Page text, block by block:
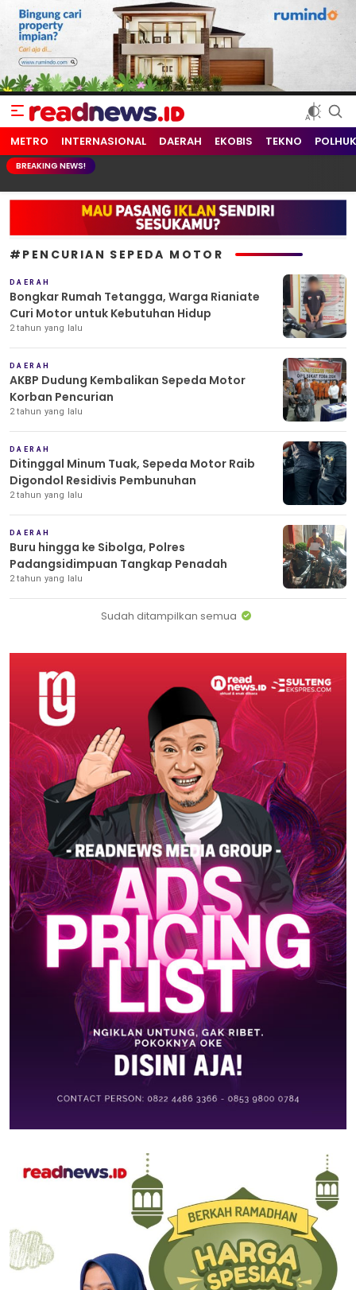
readnews.id
Berita Terkini, Update Terbaru Hari ini dari Indonesia dan Dunia
METRO INTERNASIONAL DAERAH EKOBIS TEKNO
BREAKING NEWS!
#PENCURIAN SEPEDA MOTOR
DAERAH
Bongkar Rumah Tetangga, Warga Rianiate
Curi Motor untuk Kebutuhan Hidup
2 tahun yang lalu
DAERAH
AKBP Dudung Kembalikan Sepeda Motor
Korban Pencurian
2 tahun yang lalu
DAERAH
Ditinggal Minum Tuak, Sepeda Motor Raib
Digondol Residivis Pembunuhan
2 tahun yang lalu
DAERAH
Buru hingga ke Sibolga, Polres
Padangsidimpuan Tangkap Penadah
2 tahun yang lalu
Sudah ditampilkan semua